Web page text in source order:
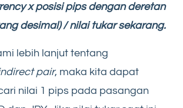
x posisi pips dengan deretan
desimal) / nilai tukar sekarang.
lebih lanjut tentang
pair, maka kita dapat
nilai 1 pips pada pasangan